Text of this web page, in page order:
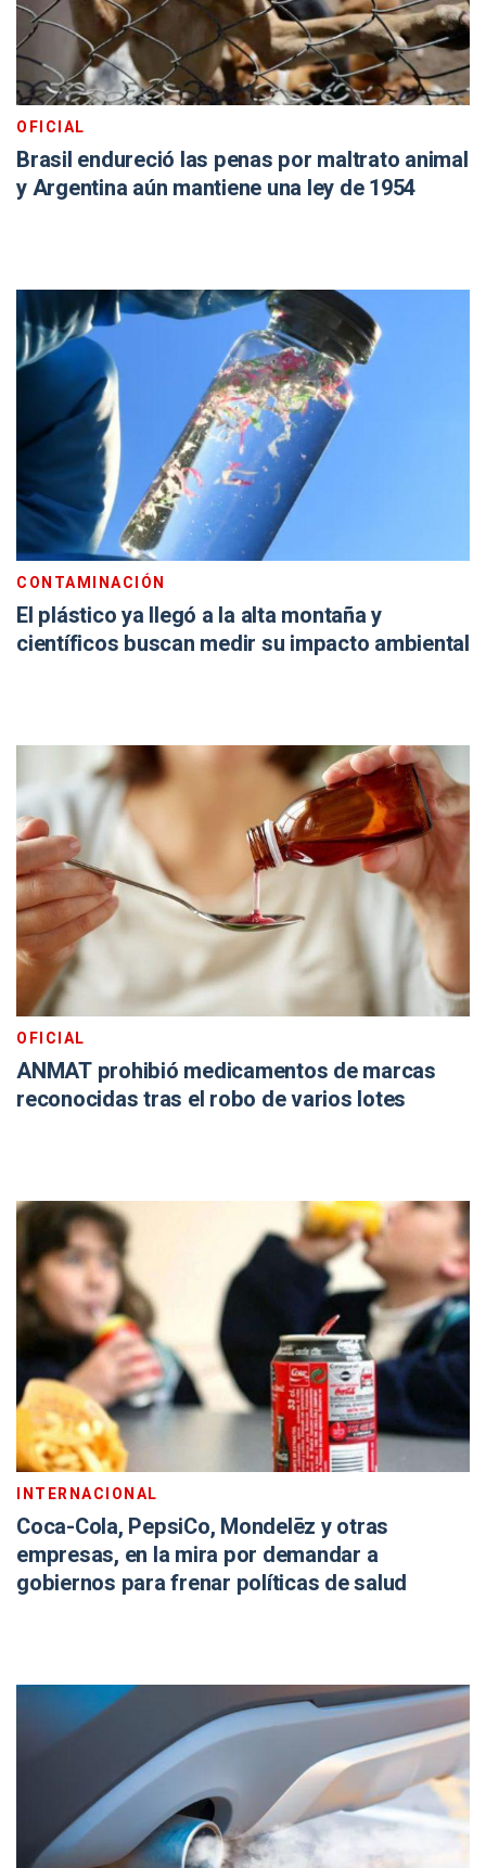
OFICIAL
Brasil endureció las penas por maltrato animal
y Argentina aún mantiene una ley de 1954
CONTAMINACIÓN
El plástico ya llegó a la alta montaña y
científicos buscan medir su impacto ambiental
OFICIAL
ANMAT prohibió medicamentos de marcas
reconocidas tras el robo de varios lotes
INTERNACIONAL
Coca-Cola, PepsiCo, Mondelēz y otras
empresas, en la mira por demandar a
gobiernos para frenar políticas de salud